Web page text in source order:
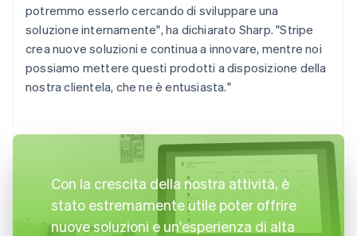
potremmo esserlo cercando di sviluppare una
soluzione internamente", ha dichiarato Sharp. "Stripe
crea nuove soluzioni e continua a innovare, mentre noi
possiamo mettere questi prodotti a disposizione della
nostra clientela, che ne è entusiasta."
Con la crescita della nostra attività, è
stato estremamente utile poter offrire
nuove soluzioni e un'esperienza di alta